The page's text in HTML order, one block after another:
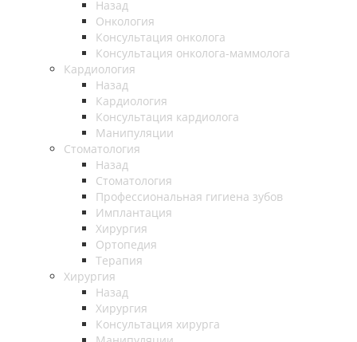
Назад
Онкология
Консультация онколога
Консультация онколога-маммолога
Кардиология
Назад
Кардиология
Консультация кардиолога
Манипуляции
Стоматология
Назад
Стоматология
Профессиональная гигиена зубов
Имплантация
Хирургия
Ортопедия
Терапия
Хирургия
Назад
Хирургия
Консультация хирурга